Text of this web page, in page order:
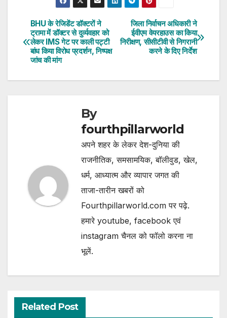
Post
navigation
जिला निर्वाचन अधिकारी ने
ईवीएम वेयरहाउस का किया
निरीक्षण, सीसीटीवी से निगरानी
करने के दिए निर्देश
BHU के रेजिडेंट डॉक्टरों ने
ट्रामा में डॉक्टर से दुर्व्यवहार को
लेकर IMS गेट पर काली पट्टी
बांध किया विरोध प्रदर्शन, निष्पक्ष
जांच की मांग
By
fourthpillarworld
अपने शहर के लेकर देश-दुनिया की
राजनीतिक, समसामयिक, बॉलीवुड, खेल,
धर्म, आध्यात्म और व्यापार जगत की
ताजा-तारीन खबरों को
Fourthpillarworld.com पर पढ़े.
हमारे youtube, facebook एवं
instagram चैनल को फॉलो करना ना
भूलें.
Related Post